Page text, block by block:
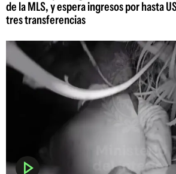
de la MLS, y espera ingresos por hasta
tres transferencias